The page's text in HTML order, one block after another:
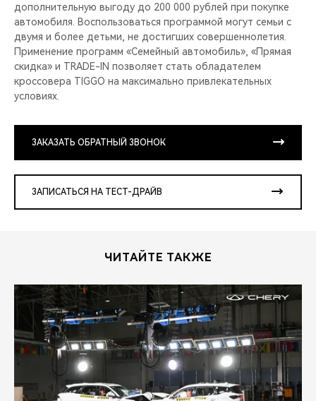
дополнительную выгоду до 200 000 рублей при покупке
автомобиля. Воспользоваться программой могут семьи с
двумя и более детьми, не достигших совершеннолетия.
Применение программ «Семейный автомобиль», «Прямая
скидка» и TRADE-IN позволяет стать обладателем
кроссовера TIGGO на максимально привлекательных
условиях.
ЗАКАЗАТЬ ОБРАТНЫЙ ЗВОНОК
ЗАПИСАТЬСЯ НА ТЕСТ-ДРАЙВ
ЧИТАЙТЕ ТАКЖЕ